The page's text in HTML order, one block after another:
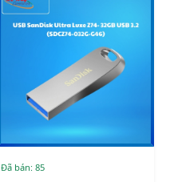
Đã bán: 85